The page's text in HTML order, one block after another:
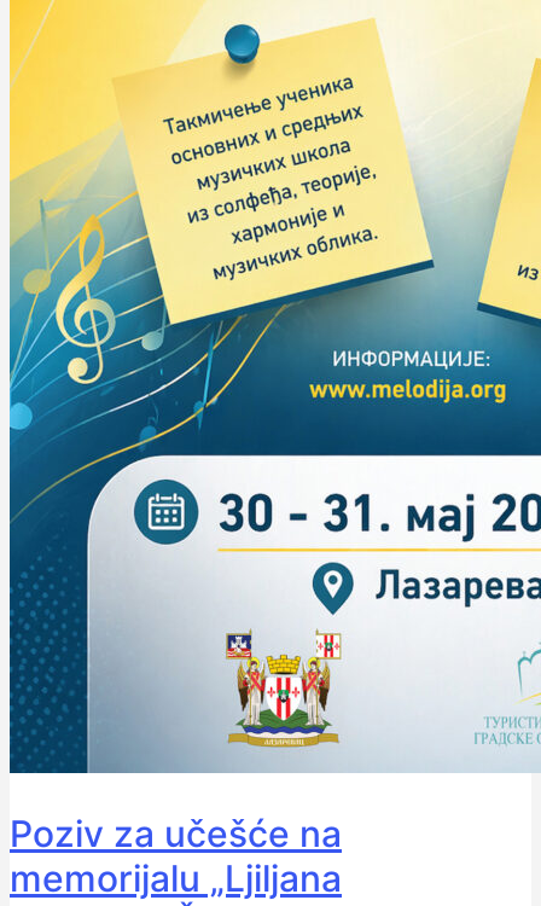
Poziv za učešće na
memorijalu „Ljiljana